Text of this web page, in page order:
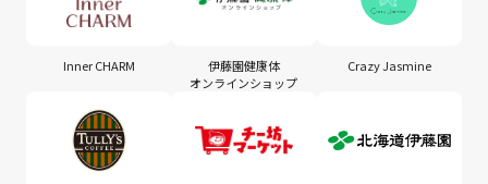
Inner CHARM
伊藤園健康体
オンラインショップ
Crazy Jasmine